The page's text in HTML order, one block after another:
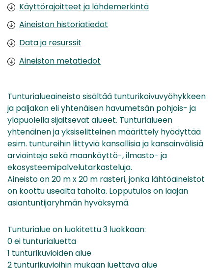
Käyttörajoitteet ja lähdemerkintä
Aineiston historiatiedot
Data ja resurssit
Aineiston metatiedot
Tunturialueaineisto sisältää tunturikoivuvyöhykkeen
ja paljakan eli yhtenäisen havumetsän pohjois- ja
yläpuolella sijaitsevat alueet. Tunturialueen
yhtenäinen ja yksiselitteinen määrittely hyödyttää
esim. tuntureihin liittyviä kansallisia ja kansainvälisiä
arviointeja sekä maankäyttö-, ilmasto- ja
ekosysteemipalvelutarkasteluja.
Aineisto on 20 m x 20 m rasteri, jonka lähtöaineistot
on koottu usealta taholta. Lopputulos on laajan
asiantuntijaryhmän hyväksymä.
Tunturialue on luokitettu 3 luokkaan:
0 ei tunturialuetta
1 tunturikuvioiden alue
2 tunturikuvioihin mukaan luettava alue